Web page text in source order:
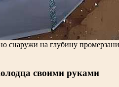
снаружи на глубину
своими руками